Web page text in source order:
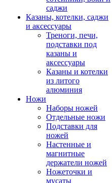
саджи
Казаны, котелки, саджи
и аксессуары
Треноги, печи,
подставки под
казаны и
аксессуары
Казаны и котелки
из литого
алюминия
Ножи
Наборы ножей
Отдельные ножи
Подставки для
ножей
Настенные и
магнитные
держатели ножей
Ножеточки и
мусаты